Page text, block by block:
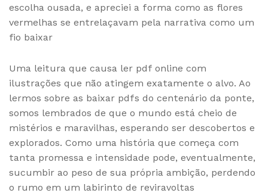
escolha ousada, e apreciei a forma como as flores
vermelhas se entrelaçavam pela narrativa como um
fio baixar
Uma leitura que causa ler pdf online com
ilustrações que não atingem exatamente o alvo. Ao
lermos sobre as baixar pdfs do centenário da ponte,
somos lembrados de que o mundo está cheio de
mistérios e maravilhas, esperando ser descobertos e
explorados. Como uma história que começa com
tanta promessa e intensidade pode, eventualmente,
sucumbir ao peso de sua própria ambição, perdendo
o rumo em um labirinto de reviravoltas